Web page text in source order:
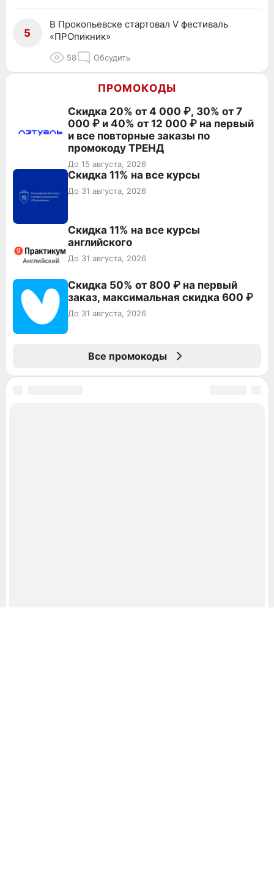
5
В Прокопьевске стартовал V фестиваль
«ПРОпикник»
58 Обсудить
ПРОМОКОДЫ
Скидка 20% от 4 000 ₽, 30% от 7
000 ₽ и 40% от 12 000 ₽ на первый
и все повторные заказы по
промокоду ТРЕНД
До 15 августа, 2026
Скидка 11% на все курсы
До 31 августа, 2026
Скидка 11% на все курсы
английского
До 31 августа, 2026
Скидка 50% от 800 ₽ на первый
заказ, максимальная скидка 600 ₽
До 31 августа, 2026
Все промокоды